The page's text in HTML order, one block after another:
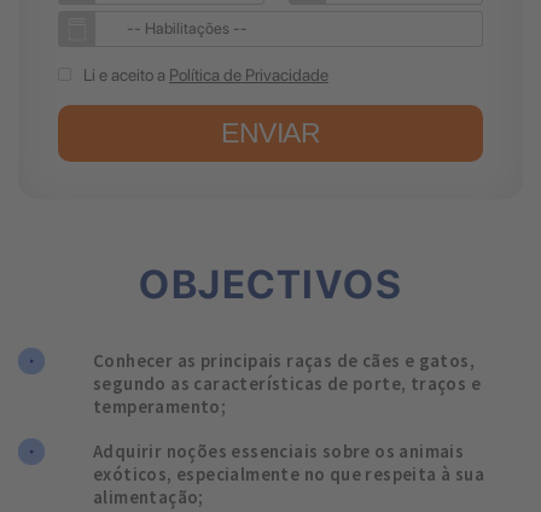
Li e aceito a Política de Privacidade
ENVIAR
OBJECTIVOS
Conhecer as principais raças de cães e gatos,
segundo as características de porte, traços e
temperamento;
Adquirir noções essenciais sobre os animais
exóticos, especialmente no que respeita à sua
alimentação;